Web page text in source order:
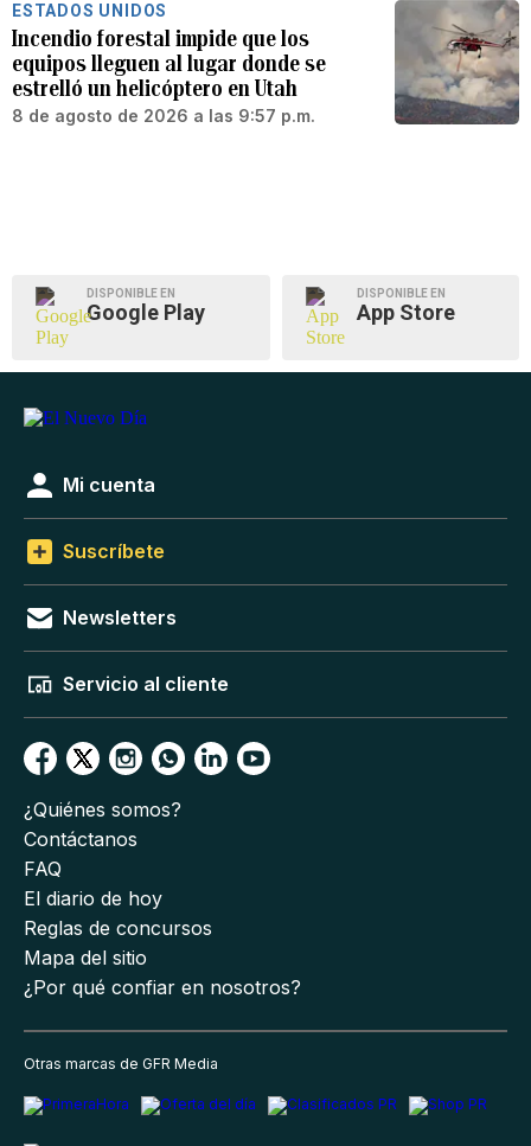
ESTADOS UNIDOS
Incendio forestal impide que los
equipos lleguen al lugar donde se
estrelló un helicóptero en Utah
8 de agosto de 2026 a las 9:57 p.m.
DISPONIBLE EN
Google Play
DISPONIBLE EN
App Store
Mi cuenta
Suscríbete
Newsletters
Servicio al cliente
¿Quiénes somos?
Contáctanos
FAQ
El diario de hoy
Reglas de concursos
Mapa del sitio
¿Por qué confiar en nosotros?
Otras marcas de GFR Media